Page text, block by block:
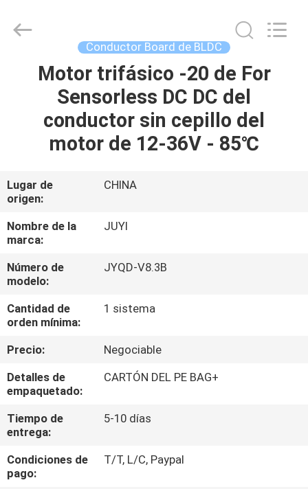
INICIO
PRODUCTOS
SOBRE
NOSOTROS
VISITA
LA
FÁBRICA
CONTROL
DE
CALIDAD
CONTACTO
Motor
Conductor Board de BLDC
Motor trifásico -20 de For
Sensorless DC DC del
conductor sin cepillo del
motor de 12-36V - 85℃
Lugar de
origen:
CHINA
Nombre de la
marca:
JUYI
Número de
modelo:
JYQD-V8.3B
Cantidad de
orden mínima:
1 sistema
Precio:
Negociable
Detalles de
empaquetado:
CARTÓN DEL PE BAG+
Tiempo de
entrega:
5-10 días
Condiciones de
pago:
T/T, L/C, Paypal